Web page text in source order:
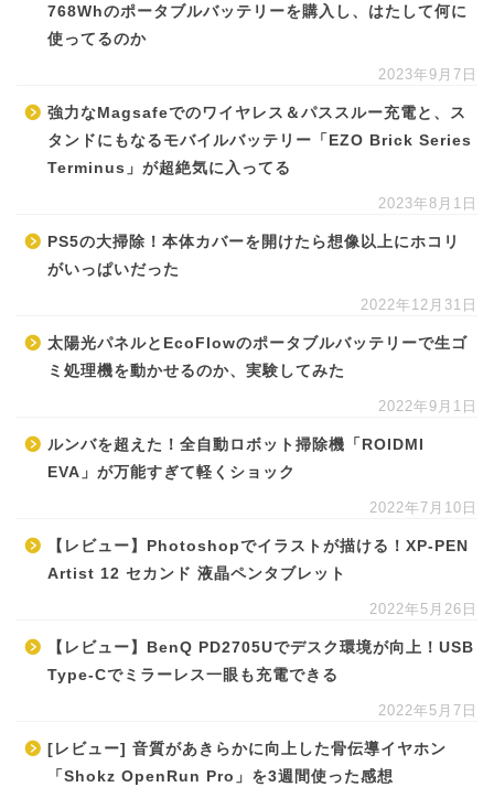
768Whのポータブルバッテリーを購入し、はたして何に
使ってるのか
2023年9月7日
強力なMagsafeでのワイヤレス＆パススルー充電と、ス
タンドにもなるモバイルバッテリー「EZO Brick Series
Terminus」が超絶気に入ってる
2023年8月1日
PS5の大掃除！本体カバーを開けたら想像以上にホコリ
がいっぱいだった
2022年12月31日
太陽光パネルとEcoFlowのポータブルバッテリーで生ゴ
ミ処理機を動かせるのか、実験してみた
2022年9月1日
ルンバを超えた！全自動ロボット掃除機「ROIDMI
EVA」が万能すぎて軽くショック
2022年7月10日
【レビュー】Photoshopでイラストが描ける！XP-PEN
Artist 12 セカンド 液晶ペンタブレット
2022年5月26日
【レビュー】BenQ PD2705Uでデスク環境が向上！USB
Type-Cでミラーレス一眼も充電できる
2022年5月7日
[レビュー] 音質があきらかに向上した骨伝導イヤホン
「Shokz OpenRun Pro」を3週間使った感想